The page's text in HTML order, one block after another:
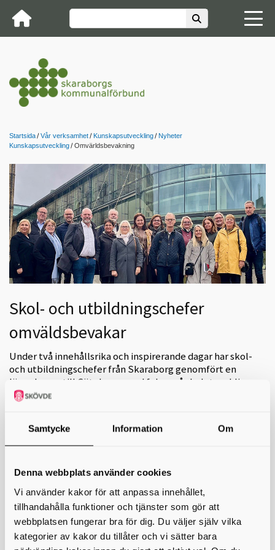
Samtycke Information Om
Denna webbplats använder cookies
Vi använder kakor för att anpassa innehållet,
tillhandahålla funktioner och tjänster som gör att
webbplatsen fungerar bra för dig. Du väljer själv vilka
kategorier av kakor du tillåter och vi sätter bara
Startsida Vår verksamhet Kunskapsutveckling
Nyheter
Kunskapsutveckling
Omvärldsbevakning
Skol- och utbildningschefer
omväldsbevakar
Under två innehållsrika och inspirerande dagar har skol-
och utbildningschefer från Skaraborg genomfört en
läranderesa till Göteborg, med fokus på skolutveckling
och regional samverkan.
Kommunalförbund (GR), där vi fördjupade oss i den regionala
utvecklingsstrategin och karftsamlingen Fullföljda studier.
Diskussionerna kretsade kring gymnasieskolans dimensionering och
region.
Programmet bjöd på både inspirerande presentationer och
engagerande gruppdiskussioner. Flera gemensamma
utvecklingsprojekt lyftes fram – ett tydligt bevis på vikten av
samarbete över kommun- och regiongränser för att stärka
utbildningen i hela Västra Götaland.